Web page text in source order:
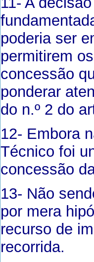
poderia ser
permitirem
concessão
ponderar
do n.º 2 do
12- Embora
Técnico foi
concessão
13- Não
por mera
recurso de
recorrida.